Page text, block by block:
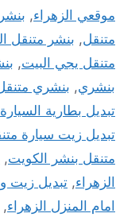
موقعي الزهراء,
متنقل, بنشر متنقل
متنقل يجي البيت,
بنشري, بنشري
تبديل بطارية السيارة
تبديل زيت سيارة
متنقل بنشر الكويت,
الزهراء, تبديل زيت
امام المنزل الزهراء,